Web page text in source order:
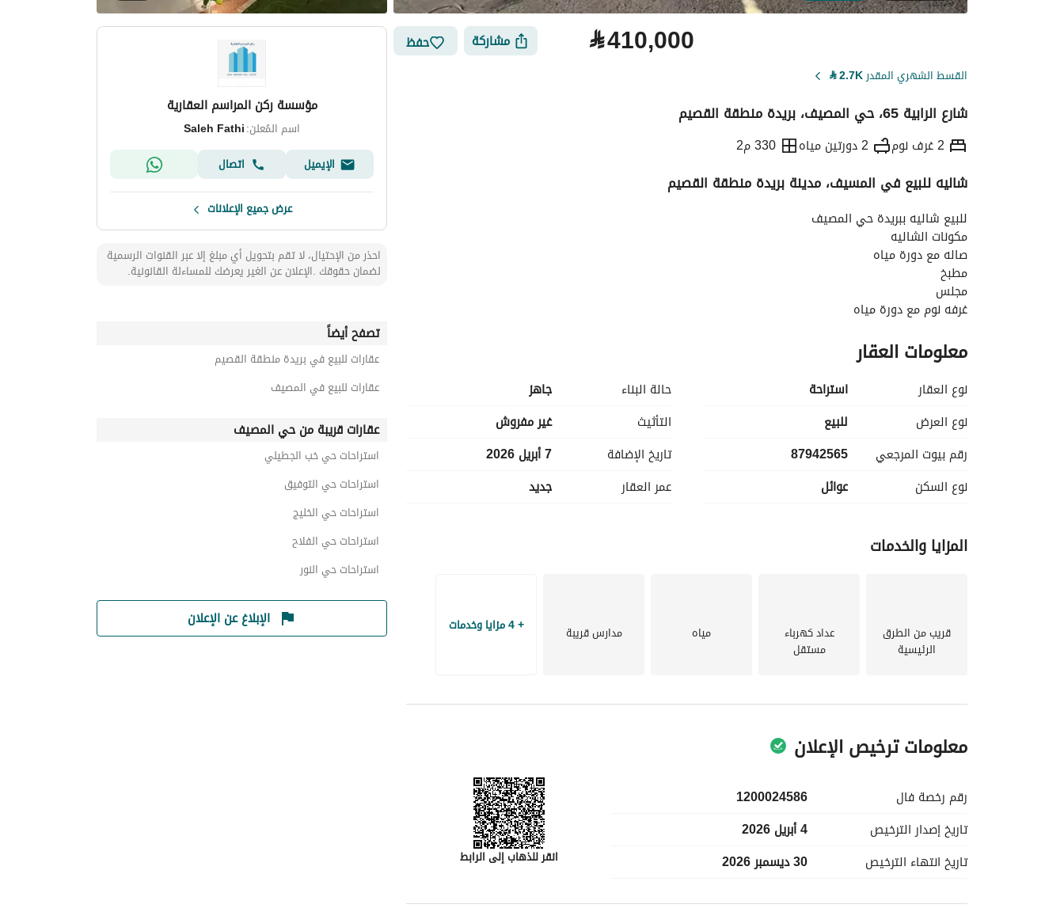
⃁410,000 مشاركة حفظ
القسط الشهري المقدر2.7K
⃁
شارع الرابية 65، حي المصيف، بريدة منطقة القصيم
2 غرف نوم 2 دورتين مياه 330 م2
شاليه للبيع في المسيف، مدينة بريدة منطقة القصيم
للبيع شاليه ببريدة حي المصيف
مكونات الشاليه
صاله مع دورة مياه
مطبخ
مجلس
غرفه نوم مع دورة مياه
مسطحات خضرا مع حوش واسع
نظام ري كامل تايمر
مساحة الارض 330 متر
شارع 15 جنوبي
مسطح البناء 180 متر
على الكود السعودي يقبل جميع البنوك
عليه تامين ضد العيبوب الخفيه وتصوير مراحل البناء كامله
للتواصل : 0558441314
معلومات العقار
نوع العقار
استراحة
نوع العرض
للبيع
رقم بيوت المرجعي
87942565
نوع السكن
عوائل
حالة البناء
جاهز
التأثيث
غير مفروش
تاريخ الإضافة
7 أبريل 2026
عمر العقار
جديد
المزايا والخدمات
قريب من الطرق
الرئيسية
عداد كهرباء
مستقل
مياه مدارس قريبة + 4 مزايا وخدمات
معلومات ترخيص الإعلان
رقم رخصة فال
1200024586
تاريخ إصدار الترخيص
4 أبريل 2026
تاريخ انتهاء الترخيص 30 ديسمبر 2026 انقر للذهاب إلى الرابط
مؤسسة ركن المراسم العقارية
اسم المُعلن:Saleh Fathi
الإيميل
اتصال
عرض جميع الإعلانات
احذر من الإحتيال، لا تقم بتحويل أي مبلغ إلا عبر القنوات الرسمية
لضمان حقوقك .الإعلان عن الغير يعرضك للمساءلة القانونية.
تصفح أيضاً
عقارات للبيع في بريدة منطقة القصيم
عقارات للبيع في المصيف
عقارات قريبة من حي المصيف
استراحات حي خب الجطيلي
استراحات حي التوفيق
استراحات حي الخليج
استراحات حي الفلاح
استراحات حي النور
الإبلاغ عن الإعلان